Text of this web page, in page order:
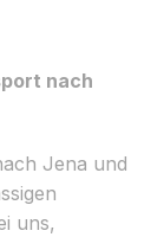
nach
Jena und
uns,